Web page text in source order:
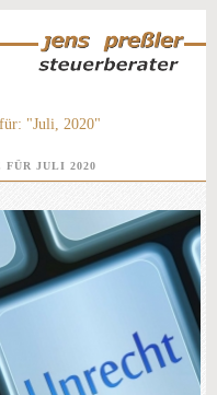
"Juli, 2020"
FÜR JULI 2020